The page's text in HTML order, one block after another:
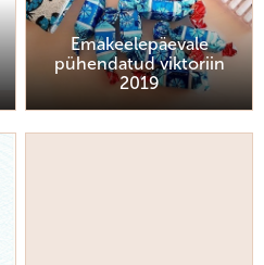
Emakeelepäevale
pühendatud viktoriin
2019